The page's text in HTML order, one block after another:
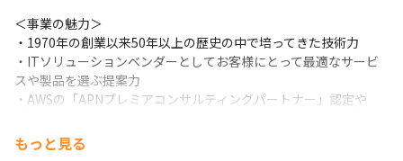
＜事業の魅力＞
・1970年の創業以来50年以上の歴史の中で培ってきた技術力
・ITソリューションベンダーとしてお客様にとって最適なサービ
スや製品を選ぶ提案力
・AWSの「APNプレミアコンサルティングパートナー」認定や
ど、多方面から評価を得ている
もっと見る